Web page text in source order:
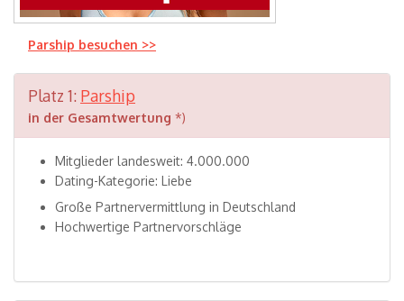
Parship besuchen >>
Platz 1: Parship
in der Gesamtwertung *)
Mitglieder landesweit: 4.000.000
Dating-Kategorie: Liebe
Große Partnervermittlung in Deutschland
Hochwertige Partnervorschläge